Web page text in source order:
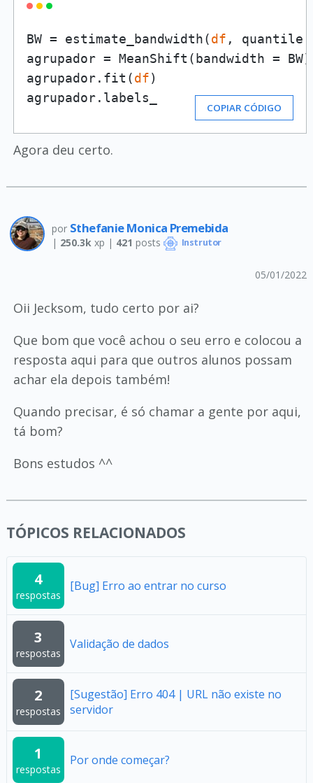
BW = estimate_bandwidth(df , quantile
agrupador = MeanShift(bandwidth = BW)
agrupador.fit(df)
agrupador.labels_
COPIAR CÓDIGO
Agora deu certo.
por Sthefanie Monica Premebida
| 250.3k xp | 421 posts Instrutor
05/01/2022
Oii Jecksom, tudo certo por ai?
Que bom que você achou o seu erro e colocou a
resposta aqui para que outros alunos possam
achar ela depois também!
Quando precisar, é só chamar a gente por aqui,
tá bom?
Bons estudos ^^
TÓPICOS RELACIONADOS
4
respostas
[Bug] Erro ao entrar no curso
3
respostas
Validação de dados
2
respostas
[Sugestão] Erro 404 | URL não existe no
servidor
1
respostas
Por onde começar?